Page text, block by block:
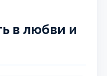
в любви и